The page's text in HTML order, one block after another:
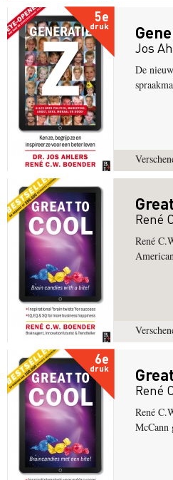
5e
druk
Jos
De
René
René
6e
druk
René
René
McCann